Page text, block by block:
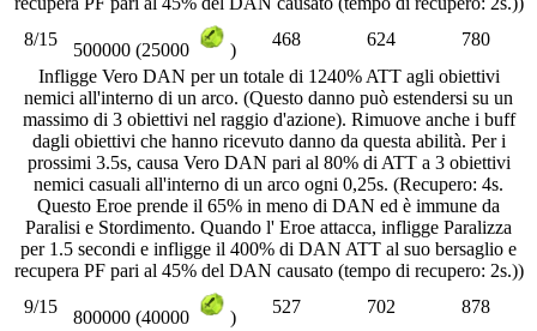
8/15
500000 (25000 )
468 624
780
Infligge Vero DAN per un totale di 1240% ATT agli obiettivi
nemici all'interno di un arco. (Questo danno può estendersi su un
massimo di 3 obiettivi nel raggio d'azione). Rimuove anche i buff
dagli obiettivi che hanno ricevuto danno da questa abilità. Per i
prossimi 3.5s, causa Vero DAN pari al 80% di ATT a 3 obiettivi
nemici casuali all'interno di un arco ogni 0,25s. (Recupero: 4s.
Questo Eroe prende il 65% in meno di DAN ed è immune da
Paralisi e Stordimento. Quando l' Eroe attacca, infligge Paralizza
per 1.5 secondi e infligge il 400% di DAN ATT al suo bersaglio e
recupera PF pari al 45% del DAN causato (tempo di recupero: 2s.))
9/15
800000 (40000 )
527 702
878